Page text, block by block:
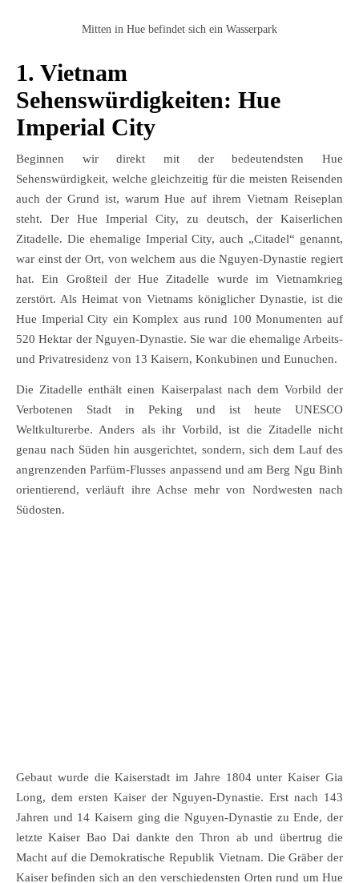
Mitten in Hue befindet sich ein Wasserpark
1. Vietnam
Sehenswürdigkeiten: Hue
Imperial City
Beginnen wir direkt mit der bedeutendsten Hue
Sehenswürdigkeit, welche gleichzeitig für die meisten Reisenden
auch der Grund ist, warum Hue auf ihrem Vietnam Reiseplan
steht. Der Hue Imperial City, zu deutsch, der Kaiserlichen
Zitadelle. Die ehemalige Imperial City, auch „Citadel“ genannt,
war einst der Ort, von welchem aus die Nguyen-Dynastie regiert
hat. Ein Großteil der Hue Zitadelle wurde im Vietnamkrieg
zerstört. Als Heimat von Vietnams königlicher Dynastie, ist die
Hue Imperial City ein Komplex aus rund 100 Monumenten auf
520 Hektar der Nguyen-Dynastie. Sie war die ehemalige Arbeits-
und Privatresidenz von 13 Kaisern, Konkubinen und Eunuchen.
Die Zitadelle enthält einen Kaiserpalast nach dem Vorbild der
Verbotenen Stadt in Peking und ist heute UNESCO
Weltkulturerbe. Anders als ihr Vorbild, ist die Zitadelle nicht
genau nach Süden hin ausgerichtet, sondern, sich dem Lauf des
angrenzenden Parfüm-Flusses anpassend und am Berg Ngu Binh
orientierend, verläuft ihre Achse mehr von Nordwesten nach
Südosten.
Gebaut wurde die Kaiserstadt im Jahre 1804 unter Kaiser Gia
Long, dem ersten Kaiser der Nguyen-Dynastie. Erst nach 143
Jahren und 14 Kaisern ging die Nguyen-Dynastie zu Ende, der
letzte Kaiser Bao Dai dankte den Thron ab und übertrug die
Macht auf die Demokratische Republik Vietnam. Die Gräber der
Kaiser befinden sich an den verschiedensten Orten rund um Hue